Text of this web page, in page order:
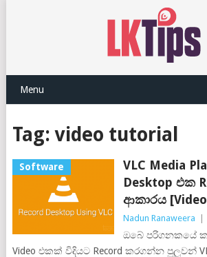
Menu
Tag:video tutorial
Software
VLC Media
Desktop එක
ආකාරය
Nadun Ranaweera
ඔබේ පරිගනකයේ
Video එකක් විදියට Record කරගන්න පුලුවන්